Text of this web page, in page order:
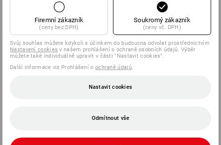
Firemní zákazník
(ceny bez DPH)
Soukromý zákazník
(ceny vč. DPH)
Svůj souhlas můžete kdykoli s účinkem do budoucna odvolat prostřednictvím
Nastavení cookies v našem prohlášení o ochraně osobních údajů. Výběr
můžete také individuálně upravit v části "Nastavit cookies".
Další informace viz Prohlášení o ochraně údajů.
Nastavit cookies
Odmítnout vše